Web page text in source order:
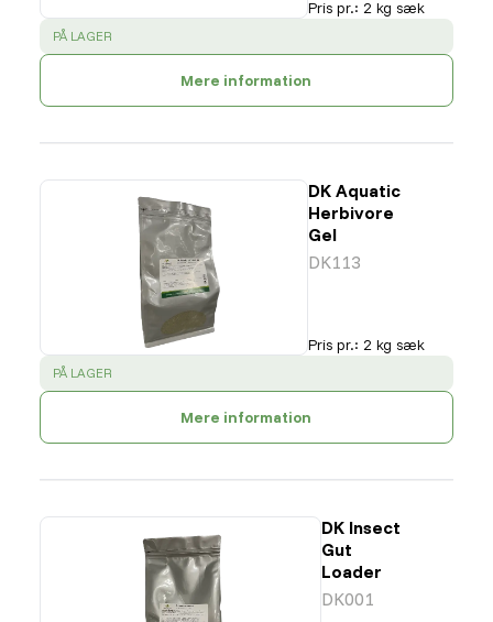
Pris pr.: 2 kg sæk
SUCCESS
PÅ LAGER
Mere information
DK Aquatic
Herbivore
Gel
DK113
Pris pr.: 2 kg sæk
SUCCESS
PÅ LAGER
Mere information
DK Insect
Gut
Loader
DK001